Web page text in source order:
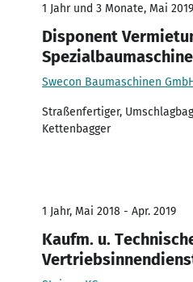
1 Jahr und 3 Monate, Mai
Disponent
Swecon Baumaschinen
Straßenfertiger,
Kettenbagger
1 Jahr, Mai 2018 - Apr. 2019
Kaufm. u.